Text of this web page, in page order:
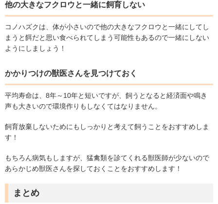
他の大きなフクロウと一緒に飼育しない
コノハズクは、体が小さいので他の大きなフクロウと一緒にしてし
まうと餌だと思い食べられてしまう可能性もあるので一緒にしない
ようにしましょう！
かかりつけの獣医さんを見つけておく
平均寿命は、 8年～ 10年と短いですが、飼うとなると経済面や鳴き
声も大きいので環境作りもしなくてはなりません。
飼育放棄しないためにもしっかりと考えて飼うことをおすすめしま
す！
もちろん病気もしますが、猛禽類を診てくれる獣医師が少ないので
あらかじめ獣医さんを探しておくことをおすすめします！
まとめ